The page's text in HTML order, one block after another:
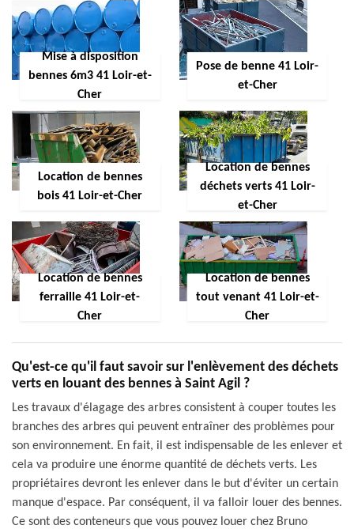
Mise à disposition
bennes 6m3 41 Loir-et-
Cher
Pose de benne 41 Loir-
et-Cher
Location de bennes
bois 41 Loir-et-Cher
Location de bennes
déchets verts 41 Loir-
et-Cher
Location de bennes
ferraille 41 Loir-et-
Cher
Location de bennes
tout venant 41 Loir-et-
Cher
Qu'est-ce qu'il faut savoir sur l'enlèvement des déchets
verts en louant des bennes à Saint Agil ?
Les travaux d'élagage des arbres consistent à couper toutes les
branches des arbres qui peuvent entraîner des problèmes pour
son environnement. En fait, il est indispensable de les enlever et
cela va produire une énorme quantité de déchets verts. Les
propriétaires devront les enlever dans le but d'éviter un certain
manque d'espace. Par conséquent, il va falloir louer des bennes.
Ce sont des conteneurs que vous pouvez louer chez Bruno